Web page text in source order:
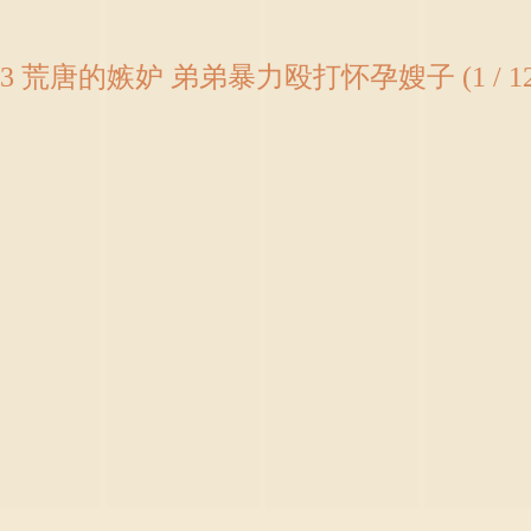
荒唐的嫉妒 弟弟暴力殴打怀孕嫂子 (1 /